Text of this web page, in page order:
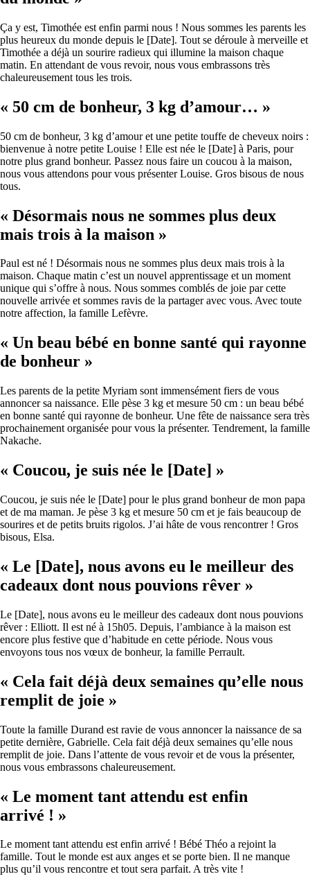
Ça y est, Timothée est enfin parmi nous ! Nous sommes les parents les
plus heureux du monde depuis le [Date]. Tout se déroule à merveille et
Timothée a déjà un sourire radieux qui illumine la maison chaque
matin. En attendant de vous revoir, nous vous embrassons très
chaleureusement tous les trois.
« 50 cm de bonheur, 3 kg d’amour… »
50 cm de bonheur, 3 kg d’amour et une petite touffe de cheveux noirs :
bienvenue à notre petite Louise ! Elle est née le [Date] à Paris, pour
notre plus grand bonheur. Passez nous faire un coucou à la maison,
nous vous attendons pour vous présenter Louise. Gros bisous de nous
tous.
« Désormais nous ne sommes plus deux
mais trois à la maison »
Paul est né ! Désormais nous ne sommes plus deux mais trois à la
maison. Chaque matin c’est un nouvel apprentissage et un moment
unique qui s’offre à nous. Nous sommes comblés de joie par cette
nouvelle arrivée et sommes ravis de la partager avec vous. Avec toute
notre affection, la famille Lefèvre.
« Un beau bébé en bonne santé qui rayonne
de bonheur »
Les parents de la petite Myriam sont immensément fiers de vous
annoncer sa naissance. Elle pèse 3 kg et mesure 50 cm : un beau bébé
en bonne santé qui rayonne de bonheur. Une fête de naissance sera très
prochainement organisée pour vous la présenter. Tendrement, la famille
Nakache.
« Coucou, je suis née le [Date] »
Coucou, je suis née le [Date] pour le plus grand bonheur de mon papa
et de ma maman. Je pèse 3 kg et mesure 50 cm et je fais beaucoup de
sourires et de petits bruits rigolos. J’ai hâte de vous rencontrer ! Gros
bisous, Elsa.
« Le [Date], nous avons eu le meilleur des
cadeaux dont nous pouvions rêver »
Le [Date], nous avons eu le meilleur des cadeaux dont nous pouvions
rêver : Elliott. Il est né à 15h05. Depuis, l’ambiance à la maison est
encore plus festive que d’habitude en cette période. Nous vous
envoyons tous nos vœux de bonheur, la famille Perrault.
« Cela fait déjà deux semaines qu’elle nous
remplit de joie »
Toute la famille Durand est ravie de vous annoncer la naissance de sa
petite dernière, Gabrielle. Cela fait déjà deux semaines qu’elle nous
remplit de joie. Dans l’attente de vous revoir et de vous la présenter,
nous vous embrassons chaleureusement.
« Le moment tant attendu est enfin
arrivé ! »
Le moment tant attendu est enfin arrivé ! Bébé Théo a rejoint la
famille. Tout le monde est aux anges et se porte bien. Il ne manque
plus qu’il vous rencontre et tout sera parfait. A très vite !